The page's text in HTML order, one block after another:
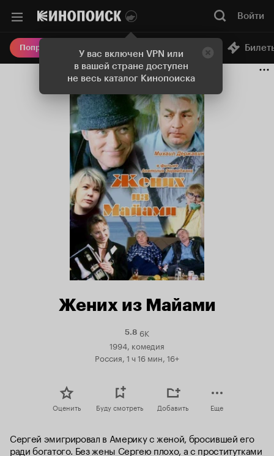
У вас включен VPN или
в вашей стране доступен
не весь каталог Кинопоиска
Войти
Попробовать Плюс Онлайн-кинотеатр
Жених из Майами
5.8Рейтинг
6K
1994, комедия
Россия, 1 ч 16 мин, 16+
Оценить Буду смотреть Добавить Еще
Сергей эмигрировал в Америку с женой, бросившей его
ради богатого. Без жены Сергею плохо, а с проститутками